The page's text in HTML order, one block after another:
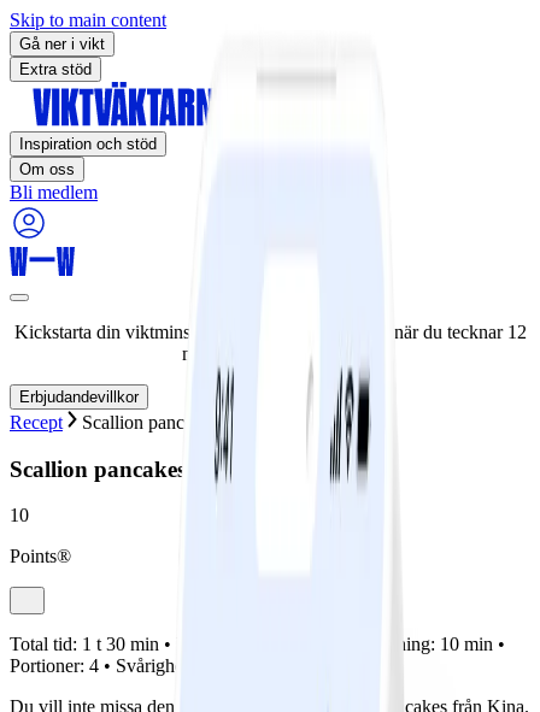
Skip to main content
Gå ner i vikt
Extra stöd
Inspiration och stöd
Om oss
Bli medlem
Kickstarta din viktminskningsresa nu! Spara 50% när du tecknar 12
månaders medlemskap.
Erbjudandevillkor
Recept Scallion pancakes
Scallion pancakes
10
Points®
Total tid: 1 t 30 min • Tillagning: 10 min •
Portioner: 4 • Svårighetsgrad:
Du vill inte missa denna senaste trend – scallion pancakes från Kina.